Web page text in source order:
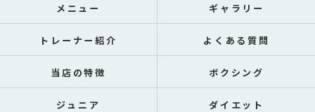
メニュー ギャラリー
トレーナー紹介 よくある質問
当店の特徴 ボクシング
ジュニア ダイエット